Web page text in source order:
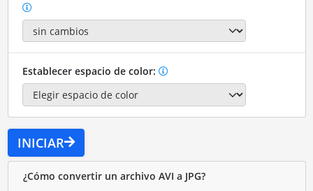
Establecer espacio de color:
INICIAR
¿Cómo convertir un archivo AVI a JPG?